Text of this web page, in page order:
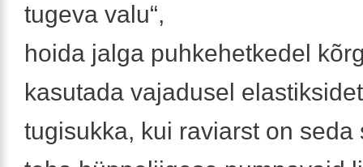
tugeva valu“,
hoida jalga puhkehetkedel
kasutada vajadusel
tugisukka, kui raviarst on seda